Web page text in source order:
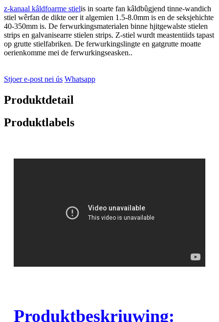
z-kanaal kâldfoarme stielis in soarte fan kâldbûgjend tinne-wandich
stiel wêrfan de dikte oer it algemien 1.5-8.0mm is en de seksjehichte
40-350mm is. De ferwurkingsmaterialen binne hjitgewalste stielen
strips en galvanisearre stielen strips. Z-stiel wurdt meastentiids tapast
op grutte stielfabriken. De ferwurkingslingte en gatgrutte moatte
oerienkomme mei de ferwurkingseasken..
Stjoer e-post nei ús Whatsapp
Produktdetail
Produktlabels
Produktbeskriuwing: